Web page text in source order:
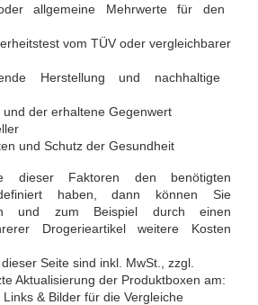
allgemeine Mehrwerte für den
vom TÜV oder vergleichbarer
Herstellung und nachhaltige
und der erhaltene Gegenwert
und Schutz der Gesundheit
dieser Faktoren den benötigten
definiert haben, dann können Sie
und zum Beispiel durch einen
Drogerieartikel weitere Kosten
Seite sind inkl. MwSt., zzgl.
Aktualisierung der Produktboxen am:
& Bilder für die Vergleiche